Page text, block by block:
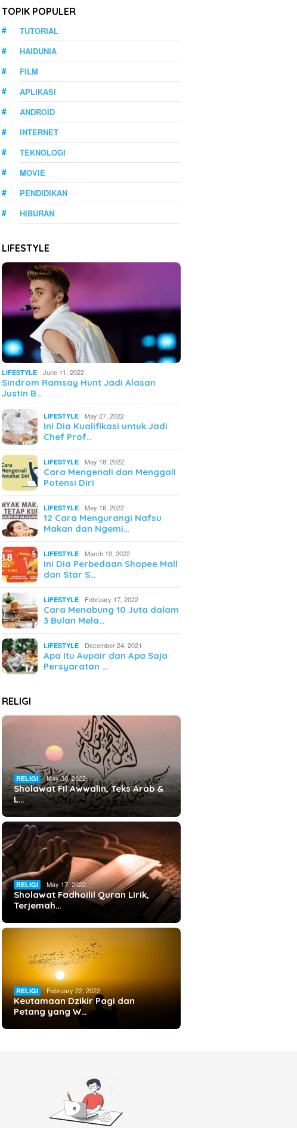
TOPIK POPULER
TUTORIAL
HAIDUNIA
FILM
APLIKASI
ANDROID
INTERNET
TEKNOLOGI
MOVIE
PENDIDIKAN
HIBURAN
LIFESTYLE
LIFESTYLE June 11, 2022
Sindrom Ramsay Hunt Jadi Alasan
Justin B…
LIFESTYLE May 27, 2022
Ini Dia Kualifikasi untuk Jadi
Chef Prof…
LIFESTYLE May 18, 2022
Cara Mengenali dan Menggali
Potensi Diri
LIFESTYLE May 16, 2022
12 Cara Mengurangi Nafsu
Makan dan Ngemi…
LIFESTYLE March 10, 2022
Ini Dia Perbedaan Shopee Mall
dan Star S…
LIFESTYLE February 17, 2022
Cara Menabung 10 Juta dalam
3 Bulan Mela…
LIFESTYLE December 24, 2021
Apa Itu Aupair dan Apa Saja
Persyaratan …
RELIGI
RELIGI May 30, 2022
Sholawat Fil Awwalin, Teks Arab &
L…
RELIGI May 17, 2022
Sholawat Fadhoilil Quran Lirik,
Terjemah…
RELIGI February 22, 2022
Keutamaan Dzikir Pagi dan
Petang yang W…